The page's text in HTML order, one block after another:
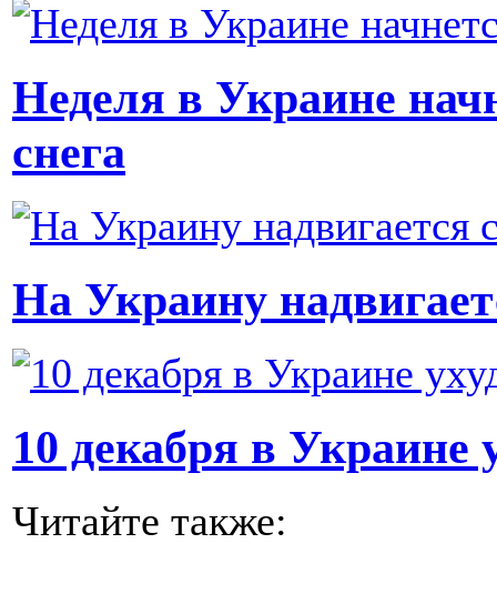
Неделя в Украине
снега
На Украину
10 декабря в Украине
Читайте также: